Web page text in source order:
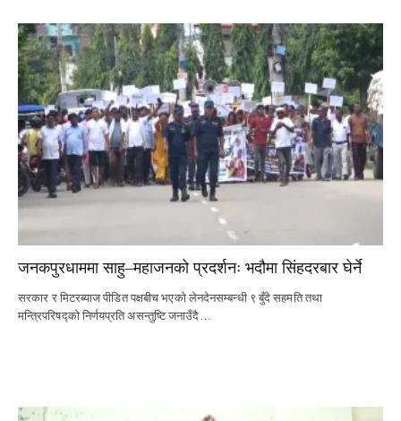
जनकपुरधाममा साहु–महाजनको प्रदर्शनः भदौमा सिंहदरबार घेर्ने
सरकार र मिटरब्याज पीडित पक्षबीच भएको लेनदेनसम्बन्धी ९ बुँदे सहमति तथा
मन्त्रिपरिषद्को निर्णयप्रति असन्तुष्टि जनाउँदै…